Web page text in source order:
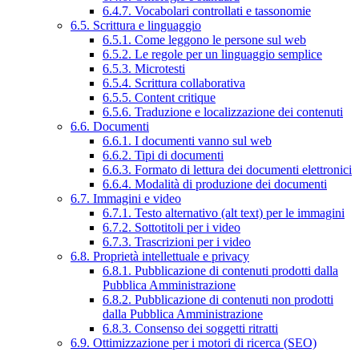
6.4.7. Vocabolari controllati e tassonomie
6.5. Scrittura e linguaggio
6.5.1. Come leggono le persone sul web
6.5.2. Le regole per un linguaggio semplice
6.5.3. Microtesti
6.5.4. Scrittura collaborativa
6.5.5. Content critique
6.5.6. Traduzione e localizzazione dei contenuti
6.6. Documenti
6.6.1. I documenti vanno sul web
6.6.2. Tipi di documenti
6.6.3. Formato di lettura dei documenti elettronici
6.6.4. Modalità di produzione dei documenti
6.7. Immagini e video
6.7.1. Testo alternativo (alt text) per le immagini
6.7.2. Sottotitoli per i video
6.7.3. Trascrizioni per i video
6.8. Proprietà intellettuale e privacy
6.8.1. Pubblicazione di contenuti prodotti dalla
Pubblica Amministrazione
6.8.2. Pubblicazione di contenuti non prodotti
dalla Pubblica Amministrazione
6.8.3. Consenso dei soggetti ritratti
6.9. Ottimizzazione per i motori di ricerca (SEO)